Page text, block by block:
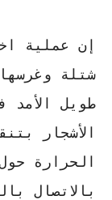
إن عملية
شتلة
طويل الأمد
الأشجار
الحرارة
بالاتصال